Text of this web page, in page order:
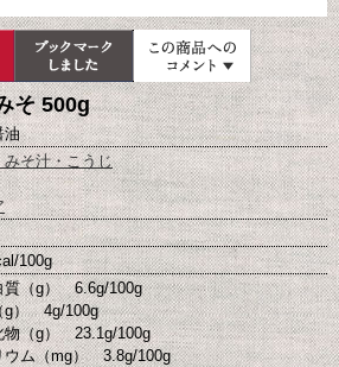
そ 500g
油
みそ汁・こうじ
100g
質（g） 6.6g/100g
g） 4g/100g
物（g） 23.1g/100g
ウム（mg） 3.8g/100g